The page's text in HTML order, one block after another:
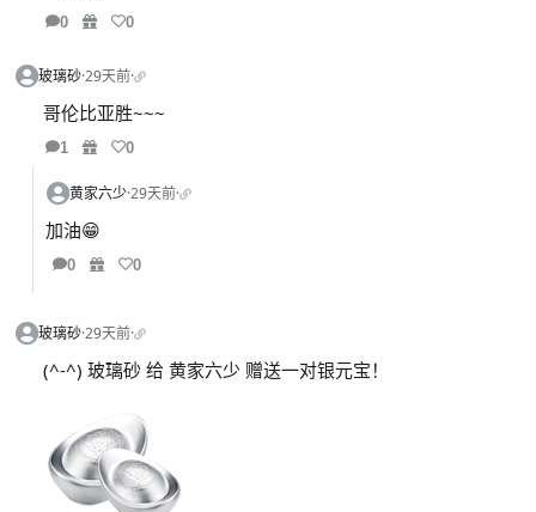
0 0
玻璃砂·29天前·
哥伦比亚胜~~~
1 0
黄家六少·29天前·
加油😁
0 0
玻璃砂·29天前·
(^-^) 玻璃砂 给 黄家六少 赠送一对银元宝！